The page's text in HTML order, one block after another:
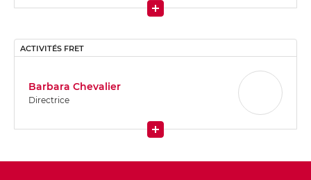
More
ACTIVITÉS FRET
Barbara Chevalier
Directrice
More